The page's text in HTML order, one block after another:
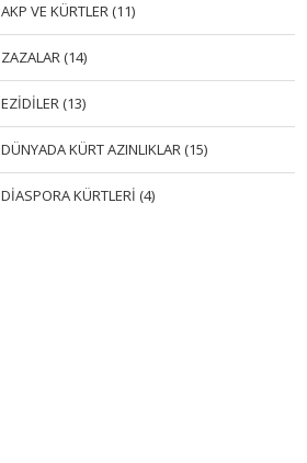
AKP VE KÜRTLER (11)
ZAZALAR (14)
EZIDILER (13)
DÜNYADA KÜRT AZINLIKLAR (15)
DİASPORA KÜRTLERİ (4)